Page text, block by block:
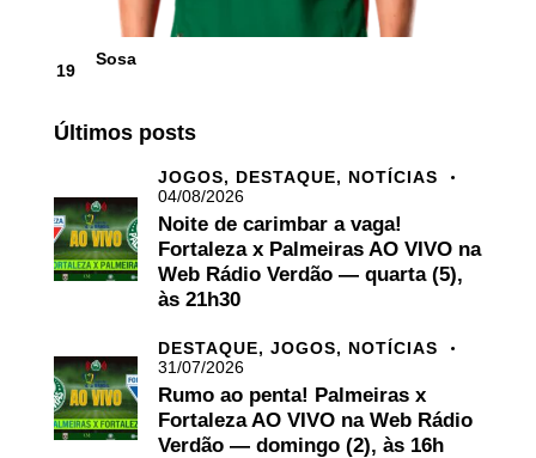
19
Sosa
Últimos posts
JOGOS, DESTAQUE, NOTÍCIAS
04/08/2026
Noite de carimbar a vaga!
Fortaleza x Palmeiras AO VIVO na
Web Rádio Verdão — quarta (5),
às 21h30
DESTAQUE, JOGOS, NOTÍCIAS
31/07/2026
Rumo ao penta! Palmeiras x
Fortaleza AO VIVO na Web Rádio
Verdão — domingo (2), às 16h